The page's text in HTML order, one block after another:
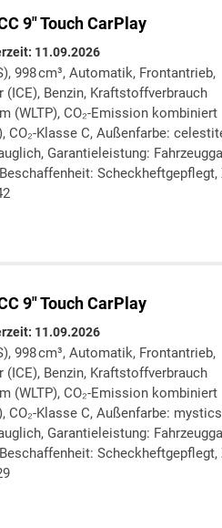
9" Touch CarPlay
11.09.2026
998 cm³, Automatik, Frontantrieb,
(ICE), Benzin, Kraftstoffverbrauch
(WLTP), CO₂-Emission kombiniert
CO₂-Klasse C, Außenfarbe:
Garantieleistung:
drucken
parken oder vergleichen
9" Touch CarPlay
11.09.2026
998 cm³, Automatik, Frontantrieb,
(ICE), Benzin, Kraftstoffverbrauch
(WLTP), CO₂-Emission kombiniert
CO₂-Klasse C, Außenfarbe:
Garantieleistung:
drucken
parken oder vergleichen